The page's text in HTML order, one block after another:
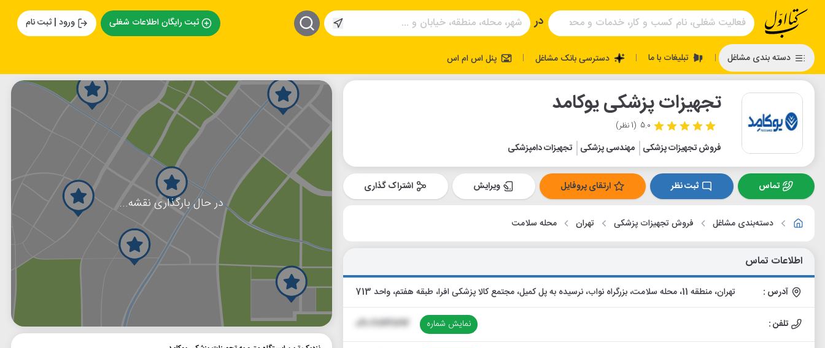
در ثبت رایگان اطلاعات شغلی ورود | ثبت نام
دسته بندی مشاغل | تبلیغات با ما | دسترسی بانک مشاغل | پنل اس ام اس
تجهیزات پزشکی یوکامد
5.0 (1 نظر)
فروش تجهیزات پزشکی مهندسی پزشکی تجهیزات دامپزشکی
تماس ثبت نظر ارتقای پروفایل ویرایش اشتراک گذاری
دسته‌بندی مشاغل فروش تجهیزات پزشکی تهران محله سلامت
اطلاعات تماس
آدرس : تهران، منطقه 11، محله سلامت، بزرگراه نواب، نرسیده به پل کمیل، مجتمع کالا پزشکی افرا، طبقه هفتم، واحد 713
تلفن : نمایش شماره 021-28421192
در حال بارگذاری نقشه...